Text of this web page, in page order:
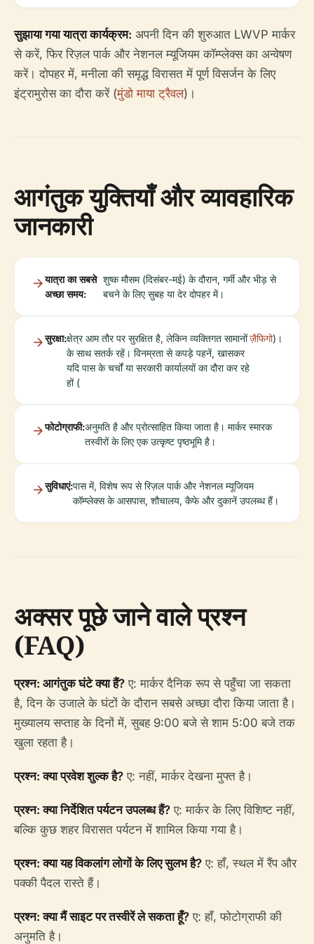
सुझाया गया यात्रा कार्यक्रम: अपनी दिन की शुरुआत LWVP मार्कर
से करें, फिर रिज़ल पार्क और नेशनल म्यूजियम कॉम्प्लेक्स का अन्वेषण
करें। दोपहर में, मनीला की समृद्ध विरासत में पूर्ण विसर्जन के लिए
इंट्रामुरोस का दौरा करें (मुंडो माया ट्रैवल)।
आगंतुक युक्तियाँ और व्यावहारिक
जानकारी
यात्रा का सबसे
अच्छा समय:
शुष्क मौसम (दिसंबर-मई) के दौरान, गर्मी और भीड़ से
बचने के लिए सुबह या देर दोपहर में।
सुरक्षा:क्षेत्र आम तौर पर सुरक्षित है, लेकिन व्यक्तिगत सामानों
के साथ सतर्क रहें। विनम्रता से कपड़े पहनें, खासकर
यदि पास के चर्चों या सरकारी कार्यालयों का दौरा कर रहे
हों (
ज़ैफिगो)।
फोटोग्राफी:अनुमति है और प्रोत्साहित किया जाता है। मार्कर स्मारक
तस्वीरों के लिए एक उत्कृष्ट पृष्ठभूमि है।
सुविधाएं:पास में, विशेष रूप से रिज़ल पार्क और नेशनल म्यूजियम
कॉम्प्लेक्स के आसपास, शौचालय, कैफे और दुकानें उपलब्ध हैं।
अक्सर पूछे जाने वाले प्रश्न
(FAQ)
प्रश्न: आगंतुक घंटे क्या हैं? ए: मार्कर दैनिक रूप से पहुँचा जा सकता
है, दिन के उजाले के घंटों के दौरान सबसे अच्छा दौरा किया जाता है।
मुख्यालय सप्ताह के दिनों में, सुबह 9:00 बजे से शाम 5:00 बजे तक
खुला रहता है।
प्रश्न: क्या प्रवेश शुल्क है? ए: नहीं, मार्कर देखना मुफ्त है।
प्रश्न: क्या निर्देशित पर्यटन उपलब्ध हैं? ए: मार्कर के लिए विशिष्ट नहीं,
बल्कि कुछ शहर विरासत पर्यटन में शामिल किया गया है।
प्रश्न: क्या यह विकलांग लोगों के लिए सुलभ है? ए: हाँ, स्थल में रैंप और
पक्की पैदल रास्ते हैं।
प्रश्न: क्या मैं साइट पर तस्वीरें ले सकता हूँ? ए: हाँ, फोटोग्राफी की
अनुमति है।